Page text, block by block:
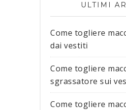
ULTIMI
Come togliere
dai vestiti​
Come togliere
sgrassatore sui
Come togliere